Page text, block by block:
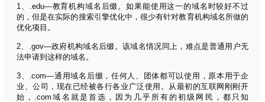
1、.edu—教育机构域名后缀。如果能使用这一的域名时较好不过
的，但是在实际的搜索引擎优化中，很少有针对教育机构域名所做的
优化项目。
2、.gov—政府机构域名后缀。该域名情况同上，难点是普通用户无
法申请到这样的域名。
3、.com—通用域名后缀，任何人、团体都可以使用，原本用于企
业、公司，现在已经被各行各业广泛使用。从最初的互联网刚刚开
始，.com域名就是首选，因为几乎所有的初级网民，都只知